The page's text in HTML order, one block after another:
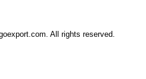
All rights reserved.